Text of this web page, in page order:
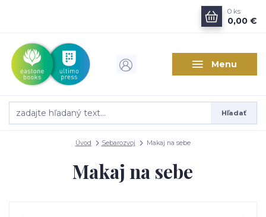
Menu
Hľadať
0 ks
0,00 €
Úvod Sebarozvoj Makaj na sebe
Makaj na sebe